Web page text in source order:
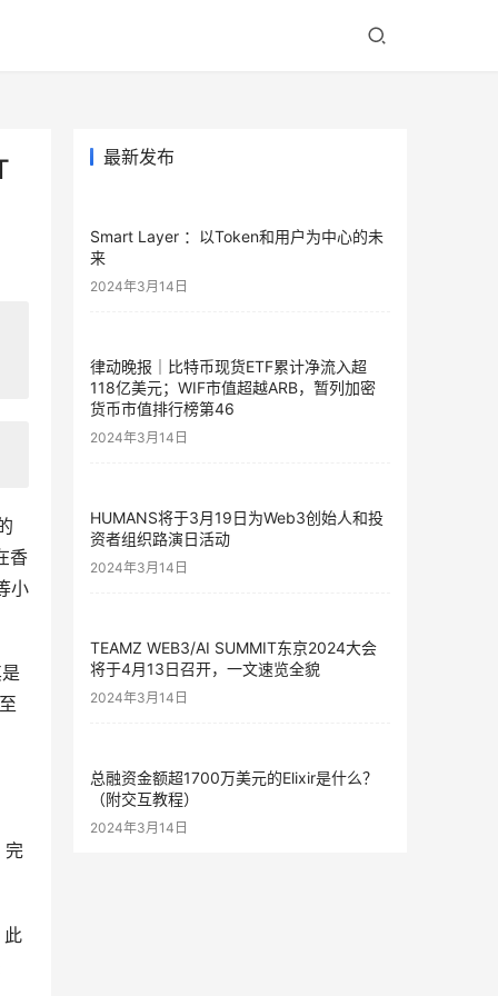
香
小
完
此
最新发布
Smart Layer ：以Token和用户为中心的未
来
2024年3月14日
律动晚报｜比特币现货ETF累计净流入超
118亿美元；WIF市值超越ARB，暂列加密
货币市值排行榜第46
2024年3月14日
HUMANS将于3月19日为Web3创始人和投
资者组织路演日活动
2024年3月14日
TEAMZ WEB3/AI SUMMIT东京2024大会
将于4月13日召开，一文速览全貌
2024年3月14日
总融资金额超1700万美元的Elixir是什么？
（附交互教程）
2024年3月14日